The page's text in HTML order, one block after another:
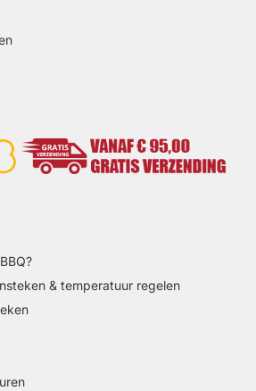
& temperatuur regelen